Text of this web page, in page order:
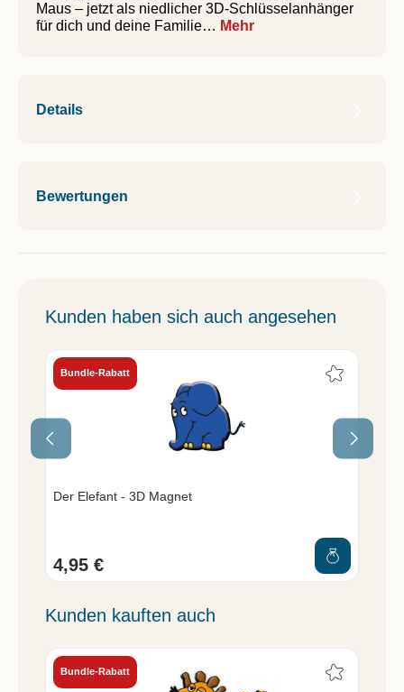
Maus – jetzt als niedlicher 3D-Schlüsselanhänger
für dich und deine Familie… Mehr
Details
Bewertungen
Kunden haben sich auch angesehen
Bundle-Rabatt
Der Elefant - 3D Magnet
4,95 €
Kunden kauften auch
Bundle-Rabatt